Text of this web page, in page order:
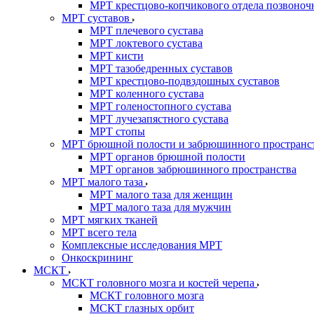
МРТ крестцово-копчикового отдела
МРТ суставов
МРТ плечевого сустава
МРТ локтевого сустава
МРТ кисти
МРТ тазобедренных суставов
МРТ крестцово-подвздошных суставов
МРТ коленного сустава
МРТ голеностопного сустава
МРТ лучезапястного сустава
МРТ стопы
МРТ брюшной полости и забрюшинного
МРТ органов брюшной полости
МРТ органов забрюшинного пространства
МРТ малого таза
МРТ малого таза для женщин
МРТ малого таза для мужчин
МРТ мягких тканей
МРТ всего тела
Комплексные исследования МРТ
Онкоскрининг
МСКТ
МСКТ головного мозга и костей черепа
МСКТ головного мозга
МСКТ глазных орбит